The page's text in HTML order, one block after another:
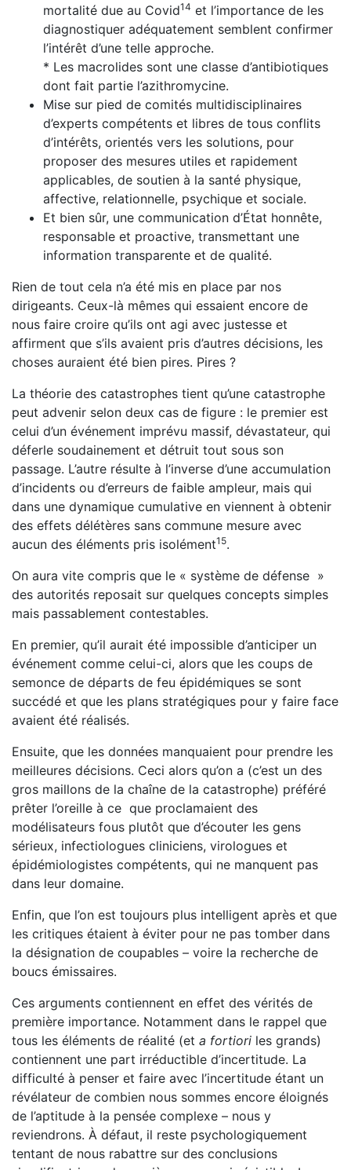
mortalité due au Covid14 et l’importance de les
dia­gnostiquer adéquatement semblent confirmer
l’intérêt d’une telle approche.
* Les macrolides sont une classe d’antibiotiques
dont fait partie l’azithromycine.
Mise sur pied de comités multidisciplinaires
d’experts compétents et libres de tous conflits
d’intérêts, orientés vers les solutions, pour
proposer des mesures utiles et rapidement
applicables, de soutien à la santé physique,
affective, relationnelle, psychique et sociale.
Et bien sûr, une communication d’État honnête,
res­ponsable et proactive, transmettant une
information transparente et de qualité.
Rien de tout cela n’a été mis en place par nos
dirigeants. Ceux-là mêmes qui essaient encore de
nous faire croire qu’ils ont agi avec justesse et
affirment que s’ils avaient pris d’autres décisions, les
choses auraient été bien pires. Pires ?
La théorie des catastrophes tient qu’une catastrophe
peut advenir selon deux cas de figure : le premier est
celui d’un évé­nement imprévu massif, dévastateur, qui
déferle soudainement et détruit tout sous son
passage. L’autre résulte à l’inverse d’une accumulation
d’incidents ou d’erreurs de faible ampleur, mais qui
dans une dynamique cumulative en viennent à obtenir
des effets délétères sans commune mesure avec
aucun des éléments pris isolément15.
On aura vite compris que le « système de défense »
des autorités reposait sur quelques concepts simples
mais passa­blement contestables.
En premier, qu’il aurait été impossible d’anticiper un
évé­nement comme celui-ci, alors que les coups de
semonce de départs de feu épidémiques se sont
succédé et que les plans stratégiques pour y faire face
avaient été réalisés.
Ensuite, que les données manquaient pour prendre les
meil­leures décisions. Ceci alors qu’on a (c’est un des
gros maillons de la chaîne de la catastrophe) préféré
prêter l’oreille à ce que proclamaient des
modélisateurs fous plutôt que d’écou­ter les gens
sérieux, infectiologues cliniciens, virologues et
épidémiologistes compétents, qui ne manquent pas
dans leur domaine.
Enfin, que l’on est toujours plus intelligent après et que
les critiques étaient à éviter pour ne pas tomber dans
la désigna­tion de coupables – voire la recherche de
boucs émissaires.
Ces arguments contiennent en effet des vérités de
première importance. Notamment dans le rappel que
tous les éléments de réalité (et a fortiori les grands)
contiennent une part irré­ductible d’incertitude. La
difficulté à penser et faire avec l’incertitude étant un
révélateur de combien nous sommes encore éloignés
de l’aptitude à la pensée complexe – nous y
reviendrons. À défaut, il reste psychologiquement
tentant de nous rabattre sur des conclusions